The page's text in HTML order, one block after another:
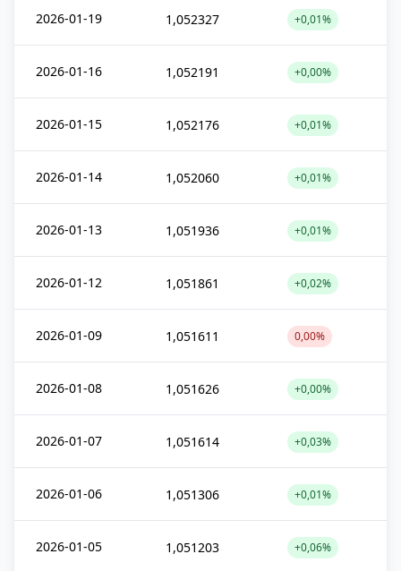
2026-01-19 1,052327 +0,01%
2026-01-16 1,052191 +0,00%
2026-01-15 1,052176 +0,01%
2026-01-14 1,052060 +0,01%
2026-01-13 1,051936 +0,01%
2026-01-12 1,051861 +0,02%
2026-01-09 1,051611 0,00%
2026-01-08 1,051626 +0,00%
2026-01-07 1,051614 +0,03%
2026-01-06 1,051306 +0,01%
2026-01-05 1,051203 +0,06%